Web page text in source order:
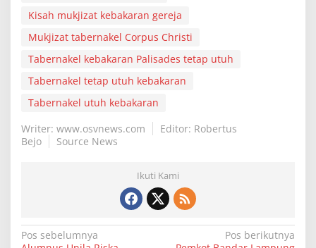
Kisah mukjizat kebakaran gereja
Mukjizat tabernakel Corpus Christi
Tabernakel kebakaran Palisades tetap utuh
Tabernakel tetap utuh kebakaran
Tabernakel utuh kebakaran
Writer: www.osvnews.com
Editor: Robertus
Bejo
Source News
Ikuti Kami
N
Pos sebelumnya
Pos berikutnya